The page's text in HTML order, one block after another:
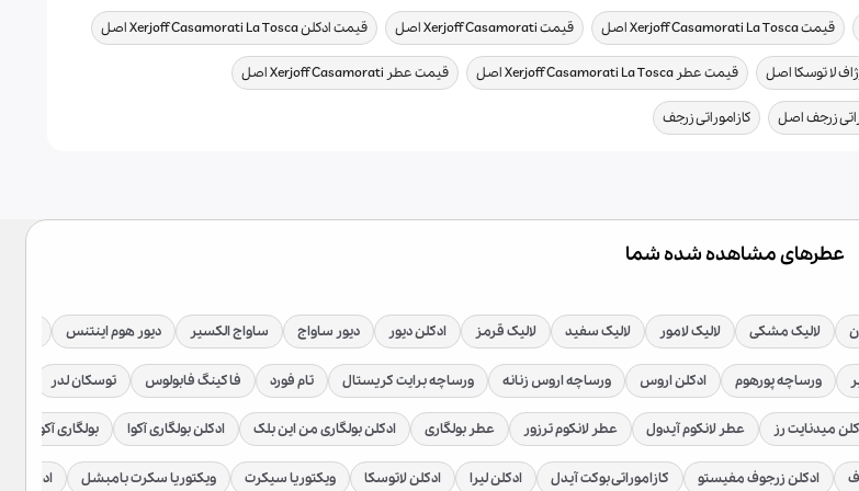
, قیمت Xerjoff Casamorati La Tosca اصل , قیمت Xerjoff Casamorati اصل , قیمت ادکلن Xerjoff Casamorati La Tosca اصل ,
لا توسکا اصل , قیمت عطر Xerjoff Casamorati La Tosca اصل , قیمت عطر Xerjoff Casamorati اصل ,
زرجف اصل , کازاموراتی زرجف
عطرهای مشاهده شده شما
لالیک مشکی لالیک لامور لالیک سفید لالیک قرمز ادکلن دیور دیور ساواج ساواج الکسیر دیور هوم اینتنس
ورساچه پورهوم ادکلن اروس ورساچه اروس زنانه ورساچه برایت کریستال تام فورد فاکینگ فابولوس توسکان لدر
میدنایت رز عطر لانکوم آیدول عطر لانکوم ترزور عطر بولگاری ادکلن بولگاری من این بلک ادکلن بولگاری آکوا بولگاری آکوا
ادکلن زرجوف مفیستو کازاموراتی بوکت آیدل ادکلن لیرا ادکلن لاتوسکا ویکتوریا سیکرت ویکتوریا سکرت بامبشل ادکلن زارا